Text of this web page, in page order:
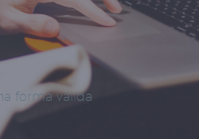
forma válida